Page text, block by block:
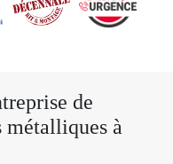
de
métalliques à